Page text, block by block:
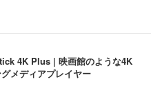
4K Plus | 映画館のような4K
メディアプレイヤー